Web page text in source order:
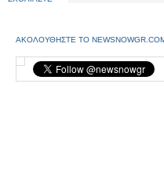
ΑΚΟΛΟΥΘΗΣΤΕ ΤΟ